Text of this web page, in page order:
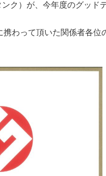
ク）が、今年度のグッド
わって頂いた関係者各位